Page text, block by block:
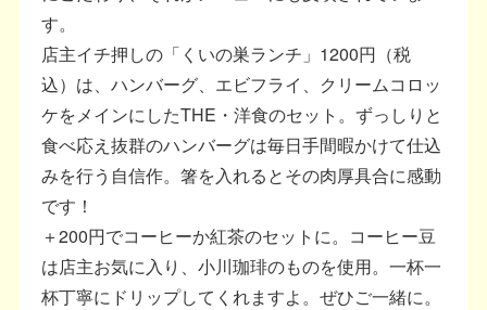
す。
店主イチ押しの「くいの巣ランチ」1200円（税
込）は、ハンバーグ、エビフライ、クリームコロッ
ケをメインにしたTHE・洋食のセット。ずっしりと
食べ応え抜群のハンバーグは毎日手間暇かけて仕込
みを行う自信作。箸を入れるとその肉厚具合に感動
です！
＋200円でコーヒーか紅茶のセットに。コーヒー豆
は店主お気に入り、小川珈琲のものを使用。一杯一
杯丁寧にドリップしてくれますよ。ぜひご一緒に。